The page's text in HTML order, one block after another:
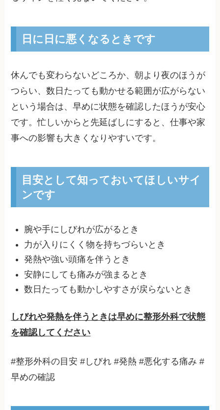
日に日に悪くなるときです
休んでも変わらないどころか、朝より夜のほうが
つらい、数日たっても動かせる範囲が広がらない
という場合は、早めに状態を確認したほうが安心
です。忙しいからと先延ばしにすると、仕事や家
事への影響も大きくなりやすいです。
目安として知っておいてほしいサイ
ンです
腕や手にしびれが広がるとき
力が入りにくく物を持ちづらいとき
発熱や強い頭痛を伴うとき
安静にしても痛みが強まるとき
数日たっても動かしやすさが戻らないとき
しびれや発熱を伴うときは早めに整形外科で状態
を確認してください
#整形外科の目安 #しびれ #発熱 #悪化する痛み #
早めの確認